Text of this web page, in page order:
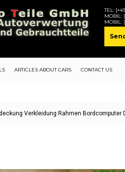
TEL:
MOBIL:
MOBIL:
ARTICLES ABOUT CARS CONTACT US
Verkleidung Rahmen Bordcomputer